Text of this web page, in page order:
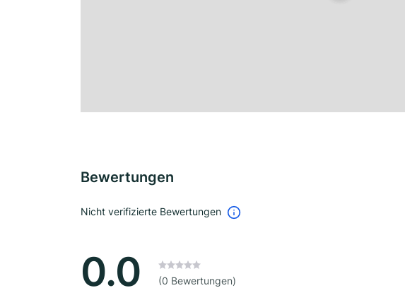
Bewertungen
Nicht verifizierte Bewertungen
0.0 (0 Bewertungen)